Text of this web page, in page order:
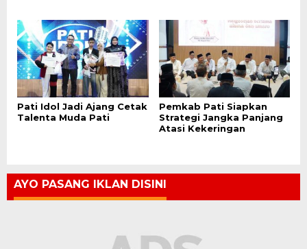
Pati Idol Jadi Ajang Cetak
Talenta Muda Pati
Pemkab Pati Siapkan
Strategi Jangka Panjang
Atasi Kekeringan
AYO PASANG IKLAN DISINI